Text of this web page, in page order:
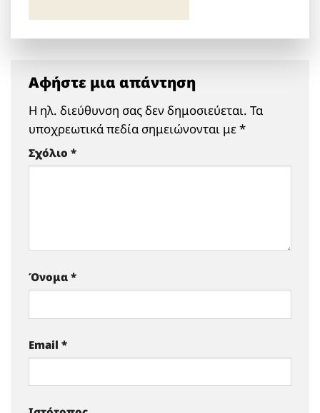
Αφήστε μια απάντηση
Η ηλ. διεύθυνση σας δεν δημοσιεύεται. Τα
υποχρεωτικά πεδία σημειώνονται με*
Σχόλιο *
Όνομα *
Email *